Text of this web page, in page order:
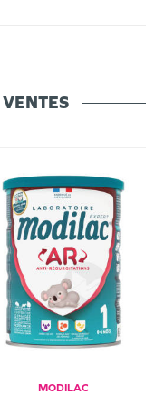
VENTES
MODILAC